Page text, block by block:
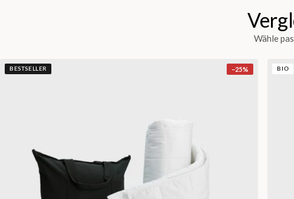
Wähle
BESTSELLER −25% BIO